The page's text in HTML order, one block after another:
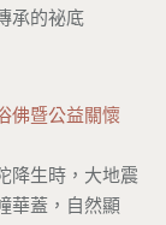
承的祕底
佛暨公益關懷
降生時，大地震
華蓋，自然顯